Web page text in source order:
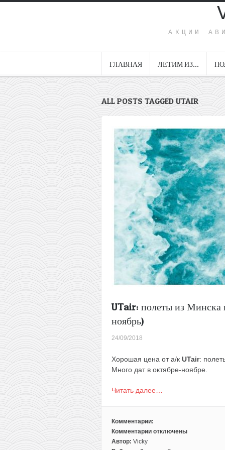
АКЦИИ
ГЛАВНАЯ ЛЕТИМ ИЗ…
ALL POSTS TAGGED UTAIR
UTair: полеты из Минска
ноябрь)
24/09/2018
Хорошая цена от а/к UTair:
Много дат в октябре-ноябре.
Читать далее…
Комментарии:
Комментарии
к
отключены
Автор: Vicky